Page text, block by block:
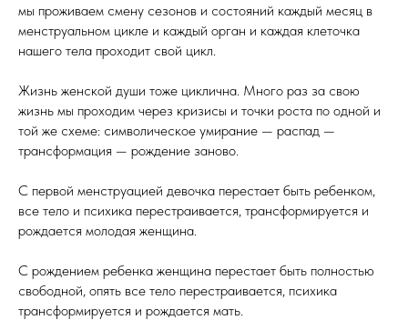
мы проживаем смену сезонов и состояний каждый месяц в
менструальном цикле и каждый орган и каждая клеточка
нашего тела проходит свой цикл.
Жизнь женской души тоже циклична. Много раз за свою
жизнь мы проходим через кризисы и точки роста по одной и
той же схеме: символическое умирание — распад —
трансформация — рождение заново.
С первой менструацией девочка перестает быть ребенком,
все тело и психика перестраивается, трансформируется и
рождается молодая женщина.
С рождением ребенка женщина перестает быть полностью
свободной, опять все тело перестраивается, психика
трансформируется и рождается мать.